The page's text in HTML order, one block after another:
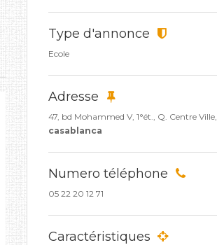
Type d'annonce
Ecole
Adresse
47, bd Mohammed V, 1°ét., Q. Centre Ville,
casablanca
Numero téléphone
05 22 20 12 71
Caractéristiques